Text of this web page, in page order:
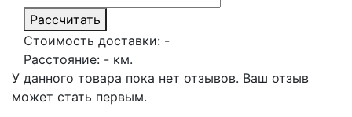
Рассчитать
Стоимость доставки: -
Расстояние: - км.
У данного товара пока нет отзывов. Ваш отзыв
может стать первым.